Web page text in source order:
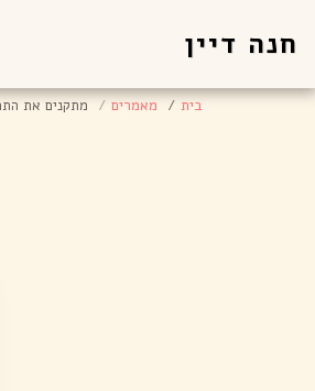
חנה דיין
בית מאמרים מתקנים את